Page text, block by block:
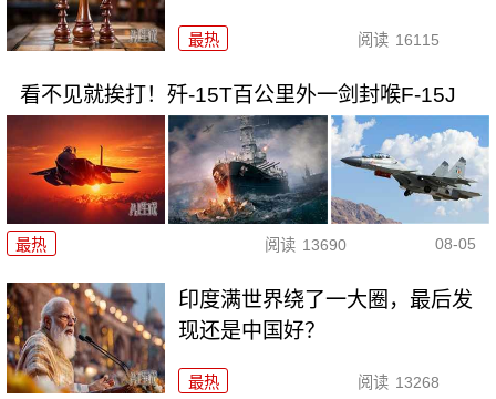
最热 阅读 16115
看不见就挨打！歼-15T百公里外一剑封喉F-15J
最热 阅读 13690 08-05
印度满世界绕了一大圈，最后发
现还是中国好？
最热 阅读 13268